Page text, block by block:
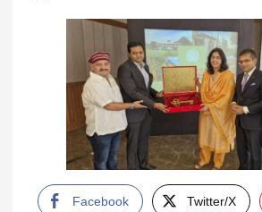
Facebook Twitter/X